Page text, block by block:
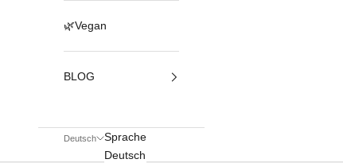
🌿Vegan
BLOG
Deutsch
Sprache
Deutsch